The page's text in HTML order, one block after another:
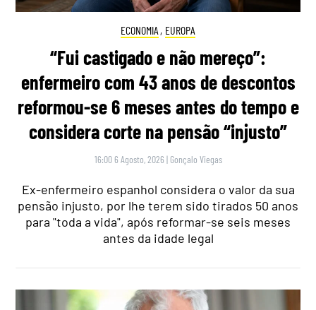
ECONOMIA , EUROPA
“Fui castigado e não mereço”:
enfermeiro com 43 anos de descontos
reformou-se 6 meses antes do tempo e
considera corte na pensão “injusto”
16:00 6 Agosto, 2026 | Gonçalo Viegas
Ex-enfermeiro espanhol considera o valor da sua
pensão injusto, por lhe terem sido tirados 50 anos
para "toda a vida", após reformar-se seis meses
antes da idade legal